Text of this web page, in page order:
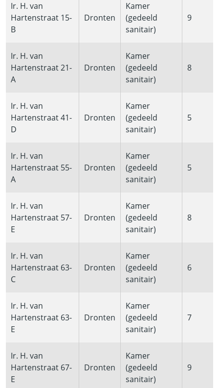
Ir. H. van
Hartenstraat 15-
B
Dronten
Kamer
(gedeeld
sanitair)
9
Ir. H. van
Hartenstraat 21-
A
Dronten
Kamer
(gedeeld
sanitair)
8
Ir. H. van
Hartenstraat 41-
D
Dronten
Kamer
(gedeeld
sanitair)
5
Ir. H. van
Hartenstraat 55-
A
Dronten
Kamer
(gedeeld
sanitair)
5
Ir. H. van
Hartenstraat 57-
E
Dronten
Kamer
(gedeeld
sanitair)
8
Ir. H. van
Hartenstraat 63-
C
Dronten
Kamer
(gedeeld
sanitair)
6
Ir. H. van
Hartenstraat 63-
E
Dronten
Kamer
(gedeeld
sanitair)
7
Ir. H. van
Hartenstraat 67-
E
Dronten
Kamer
(gedeeld
sanitair)
9